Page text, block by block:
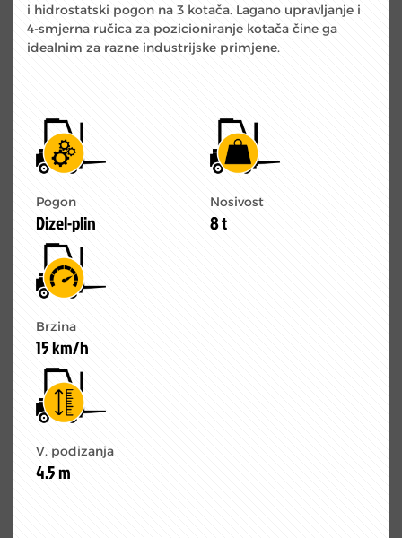
i hidrostatski pogon na 3 kotača. Lagano upravljanje i
4-smjerna ručica za pozicioniranje kotača čine ga
idealnim za razne industrijske primjene.
Pogon
Dizel-plin
Brzina
15 km/h
V. podizanja
4.5 m
Nosivost
8 t